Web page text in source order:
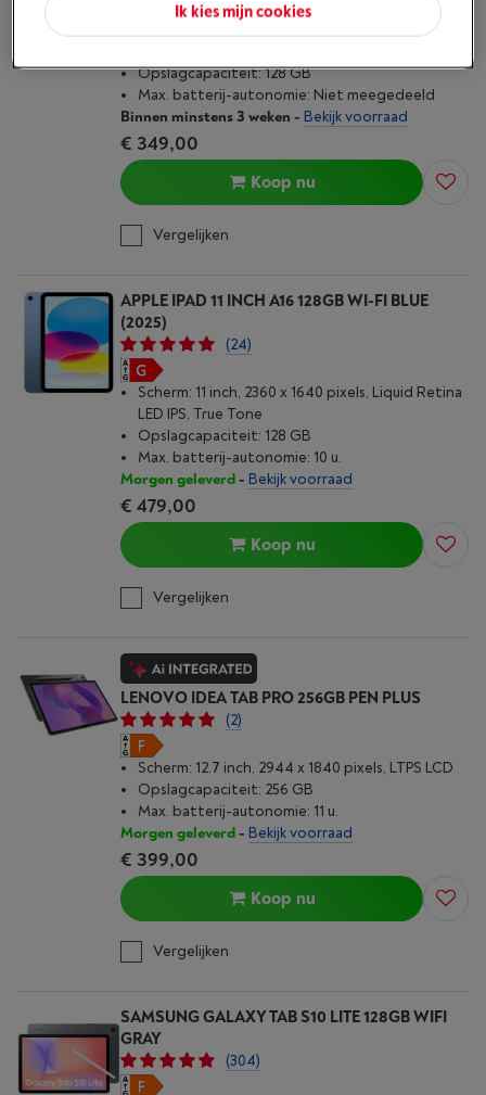
Scherm: 11 inch, 1920 x 1200 pixels (WUXGA), LCD
Opslagcapaciteit: 128 GB
Max. batterij-autonomie: Niet meegedeeld
Binnen minstens 3 weken - Bekijk voorraad
€ 349,00
Koop nu
Vergelijken
APPLE IPAD 11 INCH A16 128GB WI-FI BLUE
(2025)
(24)
Scherm: 11 inch, 2360 x 1640 pixels, Liquid Retina
LED IPS, True Tone
Opslagcapaciteit: 128 GB
Max. batterij-autonomie: 10 u.
Morgen geleverd- Bekijk voorraad
€ 479,00
Koop nu
Vergelijken
LENOVO IDEA TAB PRO 256GB PEN PLUS
(2)
Scherm: 12.7 inch, 2944 x 1840 pixels, LTPS LCD
Opslagcapaciteit: 256 GB
Max. batterij-autonomie: 11 u.
Morgen geleverd- Bekijk voorraad
€ 399,00
Koop nu
Vergelijken
SAMSUNG GALAXY TAB S10 LITE 128GB WIFI
GRAY
(304)
Ik kies mijn cookies